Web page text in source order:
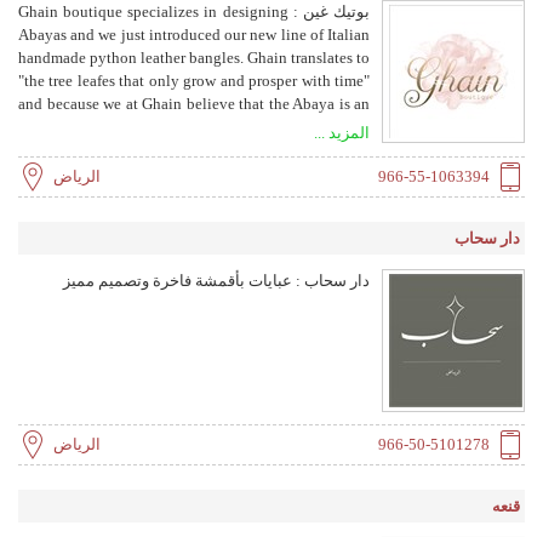
بوتيك غين : Ghain boutique specializes in designing
Abayas and we just introduced our new line of Italian
handmade python leather bangles. Ghain translates to
"the tree leafes that only grow and prosper with time"
and because we at Ghain believe that the Abaya is an
essential element in the Arab women's lives, it speaks
continuously seek to understand and study the
market to create and offer a collection of elegant yet
أَغصانها ونَعُمَ ورقُها وكثُر" ولأننا نؤمن في غين أن العباية
زبائننا.
المزيد ...
966-55-1063394 الرياض
دار سحاب
دار سحاب : عبايات بأقمشة فاخرة وتصميم مميز
966-50-5101278 الرياض
قنعه